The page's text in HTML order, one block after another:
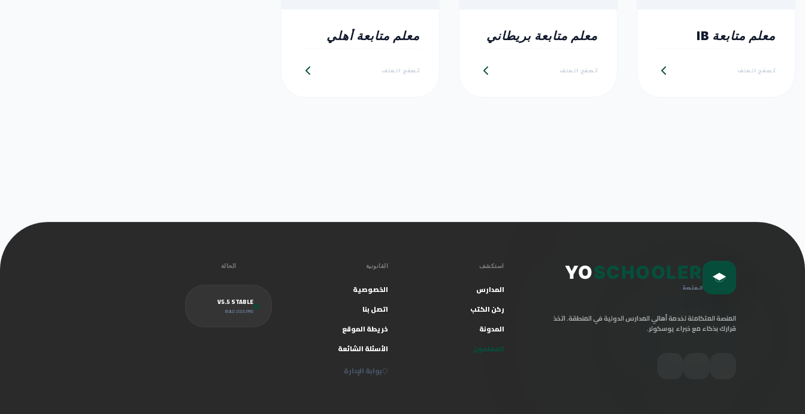
معلم متابعة IB
تصفح الملف
معلم متابعة بريطاني
تصفح الملف
معلم متابعة أهلي
تصفح الملف
YOSCHOOLER
المنصة
المنصة المتكاملة لخدمة أهالي المدارس الدولية في المنطقة. اتخذ
قرارك بذكاء مع خبراء يوسكولر.
استكشف
المدارس
ركن الكتب
المدونة
المعلمون
القانونية
الخصوصية
اتصل بنا
خريطة الموقع
الأسئلة الشائعة
بوابة الإدارة
الحالة
V5.5 STABLE
BUILD 2025.PRO